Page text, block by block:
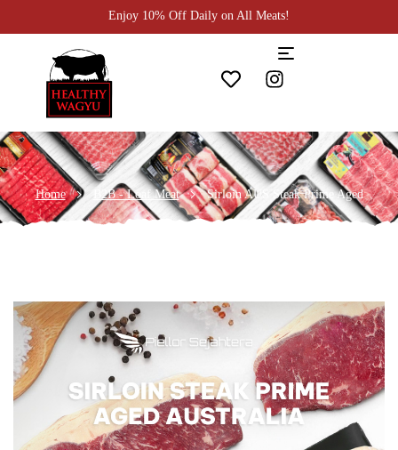
Enjoy 10% Off Daily on All Meats!
Home B2B - Loaf Meat Sirloin AUS Steak Prime Aged